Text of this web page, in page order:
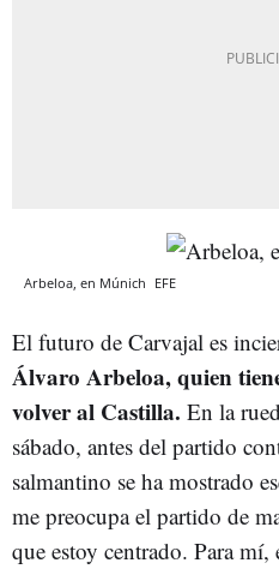
Arbeloa, en Múnich EFE
El futuro de Carvajal es
Álvaro Arbeloa, quien
volver al Castilla. En la
sábado, antes del partido
salmantino se ha mostrado
me preocupa el partido de
que estoy centrado. Para mí,